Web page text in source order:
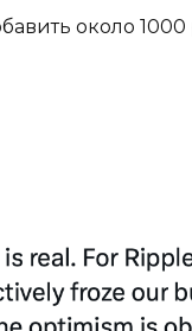
около